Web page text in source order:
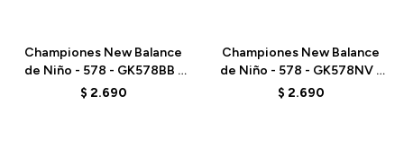
Championes New Balance
de Niño - 578 - GK578BB -
BLACK
$ 2.690
Championes New Balance
de Niño - 578 - GK578NV -
BLUE/WHITE
$ 2.690